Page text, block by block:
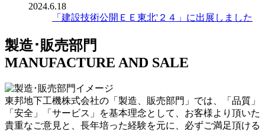
2024.6.18
「建設技術公開ＥＥ東北'２４」に出展しました
製造･販売部門
MANUFACTURE AND SALE
東邦地下工機株式会社の「製造、販売部門」では、「品質」
「安全」「サービス」を基本理念として、お客様より頂いた
貴重なご意見と、長年培った経験を元に、必ずご満足頂ける